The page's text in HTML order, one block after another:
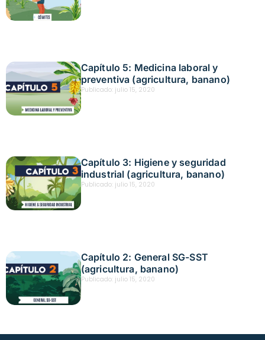
Capítulo 5: Medicina laboral y
preventiva (agricultura, banano)
Publicado: julio 15, 2020
Capítulo 3: Higiene y seguridad
industrial (agricultura, banano)
Publicado: julio 15, 2020
Capítulo 2: General SG-SST
(agricultura, banano)
Publicado: julio 15, 2020